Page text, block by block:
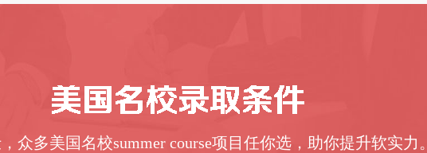
众多美国名校summer course项目任你选，助你提升软实力。